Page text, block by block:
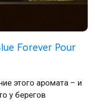
Forever Pour
этого аромата – и
у берегов